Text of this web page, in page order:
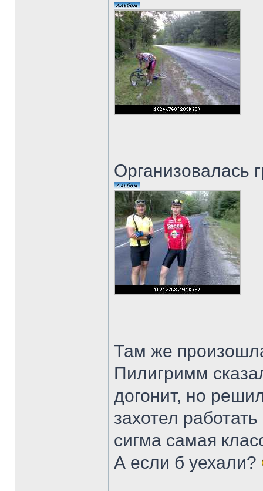
Организовалась
Там же
Пилигримм
догонит, но
захотел
сигма самая
А если б уехали?